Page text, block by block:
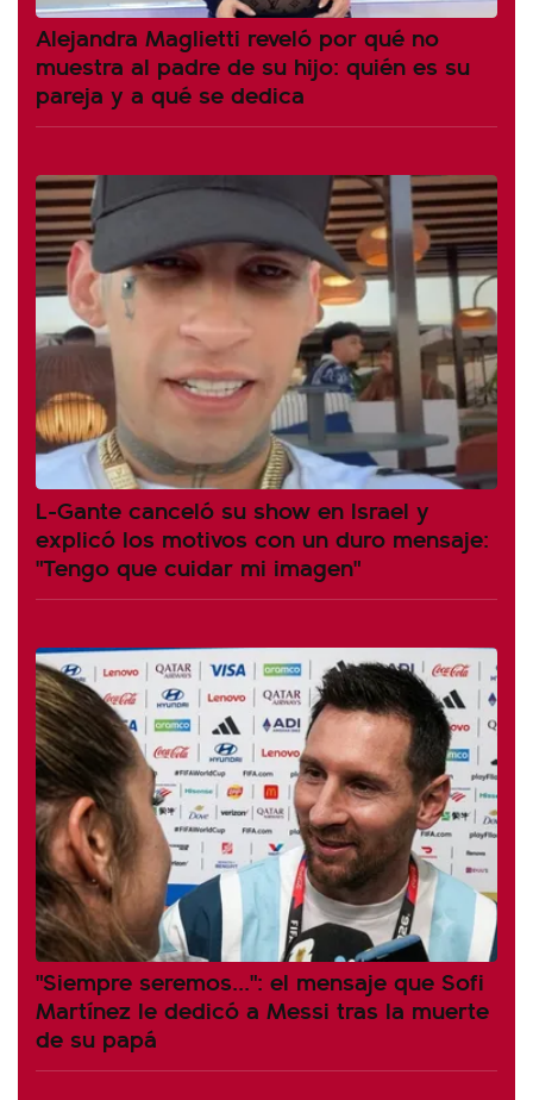
Alejandra Maglietti reveló por qué no
muestra al padre de su hijo: quién es su
pareja y a qué se dedica
L-Gante canceló su show en Israel y
explicó los motivos con un duro mensaje:
"Tengo que cuidar mi imagen"
"Siempre seremos...": el mensaje que Sofi
Martínez le dedicó a Messi tras la muerte
de su papá